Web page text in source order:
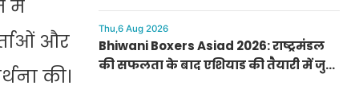
में
और
की।
पानीपत एंटी करप्शन ब्यूरो ने रिफाइनरी के
पास से दबोचा
Thu,6 Aug 2026
Bhiwani Boxers Asiad 2026: राष्ट्रमंडल
की सफलता के बाद एशियाड की तैयारी में जुटे